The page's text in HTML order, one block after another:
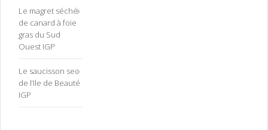
Le magret séché
de canard à foie
gras du Sud
Ouest IGP
Le saucisson sec
de l’Ile de Beauté
IGP